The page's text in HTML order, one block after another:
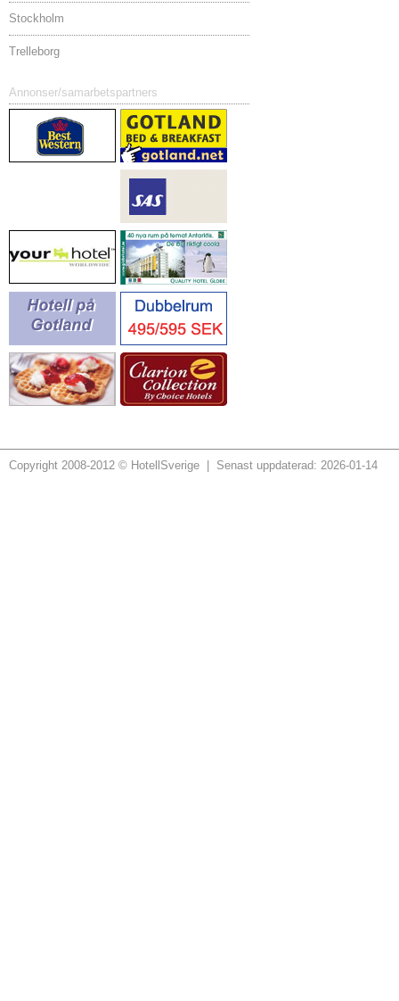
Stockholm
Trelleborg
Annonser/samarbetspartners
Copyright 2008-2012 © HotellSverige | Senast uppdaterad: 2026-01-14